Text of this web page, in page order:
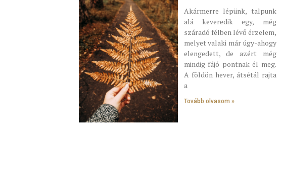
Akármerre lépünk, talpunk
alá keveredik egy, még
száradó félben lévő érzelem,
melyet valaki már úgy-ahogy
elengedett, de azért még
mindig fájó pontnak él meg.
A földön hever, átsétál rajta
a
Tovább olvasom »